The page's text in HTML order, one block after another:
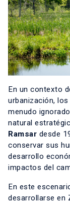
En un contexto
urbanización,
menudo
natural
Ramsar desde
conservar sus
desarrollo
impactos del
En este
desarrollarse en